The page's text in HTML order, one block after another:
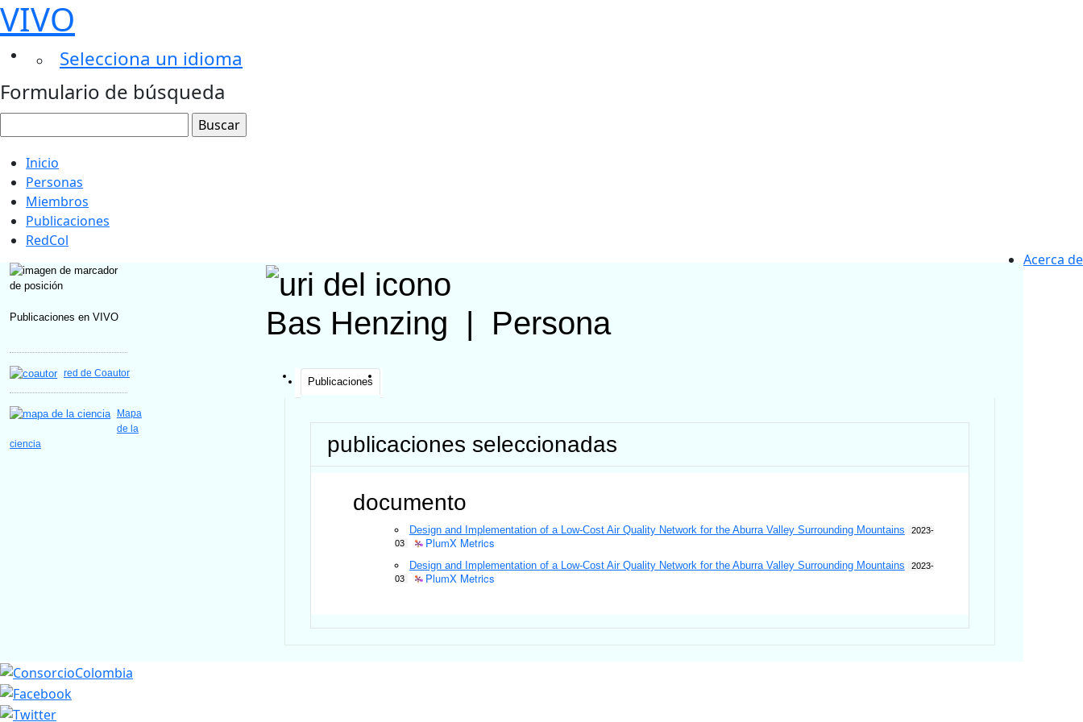
VIVO
Selecciona un idioma
Formulario de búsqueda
Inicio
Personas
Miembros
Publicaciones
RedCol
Acerca de
Publicaciones en VIVO
red de Coautor
Mapa
de la
ciencia
Bas Henzing Persona
Publicaciones
publicaciones seleccionadas
documento
Design and Implementation of a Low-Cost Air Quality Network for the Aburra Valley Surrounding Mountains
2023-
03
PlumX Metrics
Design and Implementation of a Low-Cost Air Quality Network for the Aburra Valley Surrounding Mountains
2023-
03
PlumX Metrics